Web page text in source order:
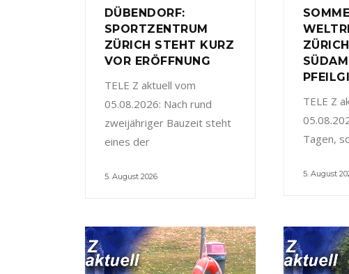
DÜBENDORF:
SPORTZENTRUM
ZÜRICH STEHT KURZ
VOR ERÖFFNUNG
TELE Z aktuell vom
05.08.2026: Nach rund
zweijähriger Bauzeit steht
eines der
5. August 2026
TELE Z
Tagen,
5. August